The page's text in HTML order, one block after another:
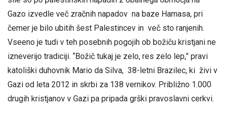
Gazo izvedle več zračnih napadov na baze Hamasa, pri
čemer je bilo ubitih šest Palestincev in več sto ranjenih.
Vseeno je tudi v teh posebnih pogojih ob božiču kristjani ne
izneverijo tradiciji. “Božič tukaj je zelo, res zelo lep,” pravi
katoliški duhovnik Mario da Silva, 38-letni Brazilec, ki živi v
Gazi od leta 2012 in skrbi za 138 vernikov. Približno 1.000
drugih kristjanov v Gazi pa pripada grški pravoslavni cerkvi.